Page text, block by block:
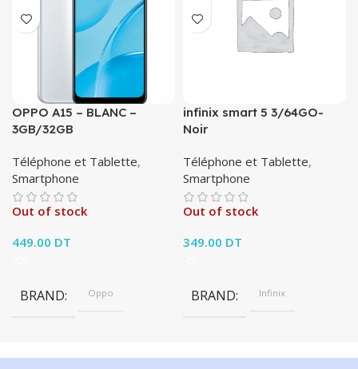
OPPO A15 – BLANC –
3GB/32GB
Téléphone et Tablette,
Smartphone
Out of stock
449.00 DT
BRAND Oppo
infinix smart 5 3/64GO-
Noir
Téléphone et Tablette,
Smartphone
Out of stock
349.00 DT
BRAND Infinix